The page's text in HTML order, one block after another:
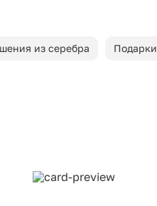
из серебра